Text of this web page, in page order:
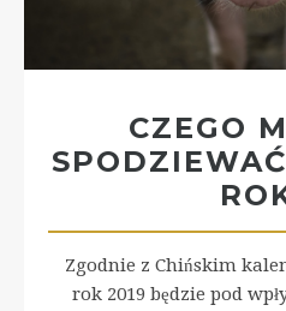
CZEGO
Zgodnie z Chińskim
rok 2019 będzie pod